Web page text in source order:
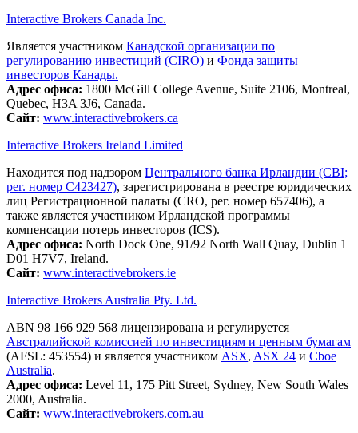
Interactive Brokers Canada Inc.
Является участником Канадской организации по
регулированию инвестиций (CIRO) и Фонда защиты
инвесторов Канады.
Адрес офиса: 1800 McGill College Avenue, Suite 2106, Montreal,
Quebec, H3A 3J6, Canada.
Сайт: www.interactivebrokers.ca
Interactive Brokers Ireland Limited
Находится под надзором Центрального банка Ирландии (CBI;
рег. номер C423427), зарегистрирована в реестре юридических
лиц Регистрационной палаты (CRO, рег. номер 657406), а
также является участником Ирландской программы
компенсации потерь инвесторов (ICS).
Адрес офиса: North Dock One, 91/92 North Wall Quay, Dublin 1
D01 H7V7, Ireland.
Сайт: www.interactivebrokers.ie
Interactive Brokers Australia Pty. Ltd.
ABN 98 166 929 568 лицензирована и регулируется
Австралийской комиссией по инвестициям и ценным бумагам
(AFSL: 453554) и является участником ASX, ASX 24 и Cboe
Australia.
Адрес офиса: Level 11, 175 Pitt Street, Sydney, New South Wales
2000, Australia.
Сайт: www.interactivebrokers.com.au